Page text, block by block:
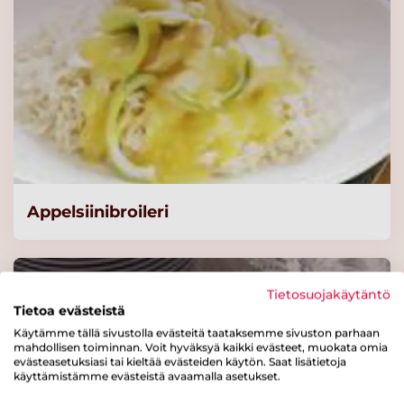
Lue lisää
Knorr
Tomaattikastikepohja,
kylmävalmistus 2x3kg/60 L
Lue lisää
Knorr Vaalea peruskastike
Lue lisää
runsaskuituinen 3 kg
Lue lisää
Appelsiinibroileri
Tietosuojakäytäntö
Tietoa evästeistä
Käytämme tällä sivustolla evästeitä taataksemme sivuston parhaan
mahdollisen toiminnan. Voit hyväksyä kaikki evästeet, muokata omia
evästeasetuksiasi tai kieltää evästeiden käytön. Saat lisätietoja
käyttämistämme evästeistä avaamalla asetukset.